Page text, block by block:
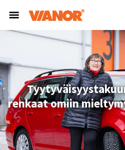
renkaat omiin